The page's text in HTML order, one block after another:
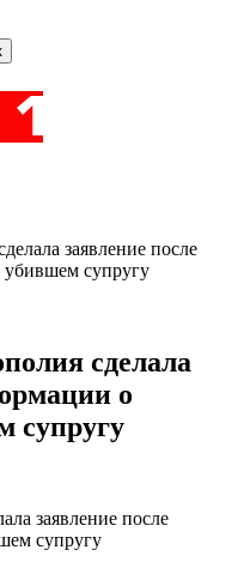
заявление после
супругу
сделала
о
супругу